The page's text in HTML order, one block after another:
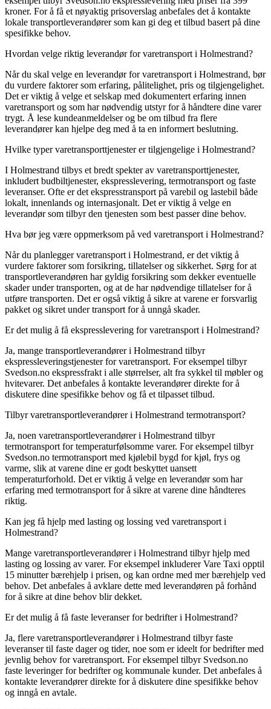
kroner. For å få et nøyaktig prisoverslag anbefales det å kontakte
lokale transportleverandører som kan gi deg et tilbud basert på dine
spesifikke behov.
Hvordan velge riktig leverandør for varetransport i Holmestrand?
Når du skal velge en leverandør for varetransport i Holmestrand, bør
du vurdere faktorer som erfaring, pålitelighet, pris og tilgjengelighet.
Det er viktig å velge et selskap med dokumentert erfaring innen
varetransport og som har nødvendig utstyr for å håndtere dine varer
trygt. Å lese kundeanmeldelser og be om tilbud fra flere
leverandører kan hjelpe deg med å ta en informert beslutning.
Hvilke typer varetransporttjenester er tilgjengelige i Holmestrand?
I Holmestrand tilbys et bredt spekter av varetransporttjenester,
inkludert budbiltjenester, ekspresslevering, termotransport og faste
leveranser. Ofte er det ekspresstransport på varebil og lastebil både
lokalt, innenlands og internasjonalt. Det er viktig å velge en
leverandør som tilbyr den tjenesten som best passer dine behov.
Hva bør jeg være oppmerksom på ved varetransport i Holmestrand?
Når du planlegger varetransport i Holmestrand, er det viktig å
vurdere faktorer som forsikring, tillatelser og sikkerhet. Sørg for at
transportleverandøren har gyldig forsikring som dekker eventuelle
skader under transporten, og at de har nødvendige tillatelser for å
utføre transporten. Det er også viktig å sikre at varene er forsvarlig
pakket og sikret under transport for å unngå skader.
Er det mulig å få ekspresslevering for varetransport i Holmestrand?
Ja, mange transportleverandører i Holmestrand tilbyr
ekspressleveringstjenester for varetransport. For eksempel tilbyr
Svedson.no ekspressfrakt i alle størrelser, alt fra sykkel til møbler og
hvitevarer. Det anbefales å kontakte leverandører direkte for å
diskutere dine spesifikke behov og få et tilpasset tilbud.
Tilbyr varetransportleverandører i Holmestrand termotransport?
Ja, noen varetransportleverandører i Holmestrand tilbyr
termotransport for temperaturfølsomme varer. For eksempel tilbyr
Svedson.no termotransport med kjølebil bygd for kjøl, frys og
varme, slik at varene dine er godt beskyttet uansett
temperaturforhold. Det er viktig å velge en leverandør som har
erfaring med termotransport for å sikre at varene dine håndteres
riktig.
Kan jeg få hjelp med lasting og lossing ved varetransport i
Holmestrand?
Mange varetransportleverandører i Holmestrand tilbyr hjelp med
lasting og lossing av varer. For eksempel inkluderer Vare Taxi opptil
15 minutter bærehjelp i prisen, og kan ordne med mer bærehjelp ved
behov. Det anbefales å avklare dette med leverandøren på forhånd
for å sikre at dine behov blir dekket.
Er det mulig å få faste leveranser for bedrifter i Holmestrand?
Ja, flere varetransportleverandører i Holmestrand tilbyr faste
leveranser til faste dager og tider, noe som er ideelt for bedrifter med
jevnlig behov for varetransport. For eksempel tilbyr Svedson.no
faste leveringer for bedrifter og kommunale kunder. Det anbefales å
kontakte leverandører direkte for å diskutere dine spesifikke behov
og inngå en avtale.